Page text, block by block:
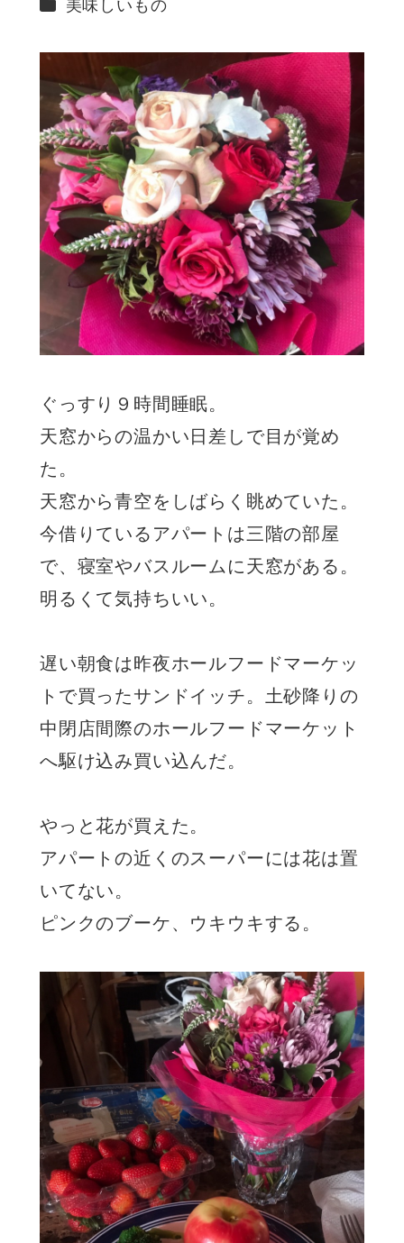
カテゴリー
美味しいもの
ぐっすり９時間睡眠。
天窓からの温かい日差しで目が覚め
た。
天窓から青空をしばらく眺めていた。
今借りているアパートは三階の部屋
で、寝室やバスルームに天窓がある。
明るくて気持ちいい。
遅い朝食は昨夜ホールフードマーケッ
トで買ったサンドイッチ。土砂降りの
中閉店間際のホールフードマーケット
へ駆け込み買い込んだ。
やっと花が買えた。
アパートの近くのスーパーには花は置
いてない。
ピンクのブーケ、ウキウキする。